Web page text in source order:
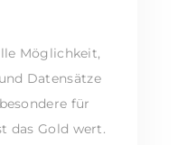
Möglichkeit,
Datensätze
für
das Gold wert.